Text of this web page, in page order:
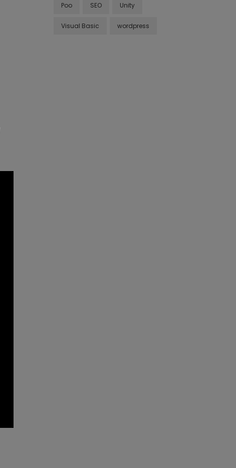
Poo SEO Unity
Visual Basic wordpress